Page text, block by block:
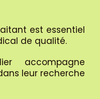
est essentiel
de qualité.
accompagne
leur recherche